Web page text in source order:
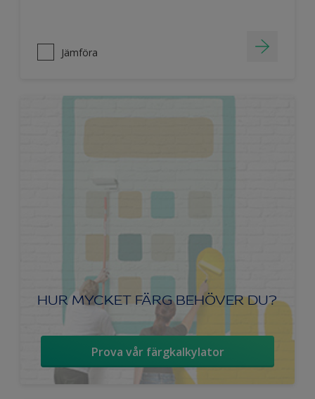
Jämföra
HUR MYCKET FÄRG BEHÖVER DU?
Prova vår färgkalkylator